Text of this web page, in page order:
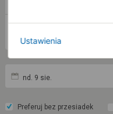
nd. 9 sie.
Preferuj bez przesiadek
Ustawienia